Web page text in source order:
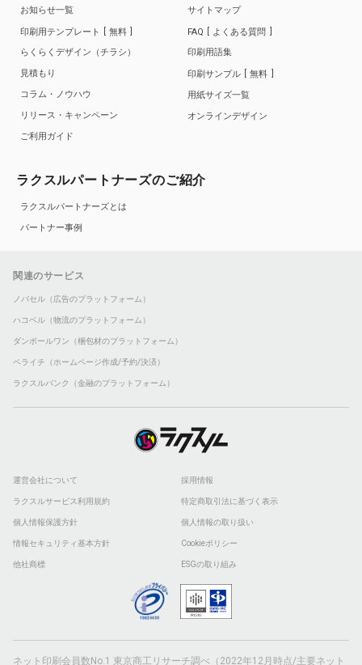
お知らせ一覧
印刷用テンプレート
無料
らくらくデザイン（チラシ）
見積もり
コラム・ノウハウ
リリース・キャンペーン
ご利用ガイド
サイトマップ
FAQ
よくある質問
印刷用語集
印刷サンプル
無料
用紙サイズ一覧
オンラインデザイン
ラクスルパートナーズのご紹介
ラクスルパートナーズとは
パートナー事例
関連のサービス
ノバセル（広告のプラットフォーム）
ハコベル（物流のプラットフォーム）
ダンボールワン（梱包材のプラットフォーム）
ペライチ（ホームページ作成/予約/決済）
ラクスルバンク（金融のプラットフォーム）
運営会社について 採用情報
ラクスルサービス利用規約 特定商取引法に基づく表示
個人情報保護方針 個人情報の取り扱い
情報セキュリティ基本方針 Cookieポリシー
他社商標 ESGの取り組み
ネット印刷会員数No.1 東京商工リサーチ調べ（2022年12月時点/主要ネット